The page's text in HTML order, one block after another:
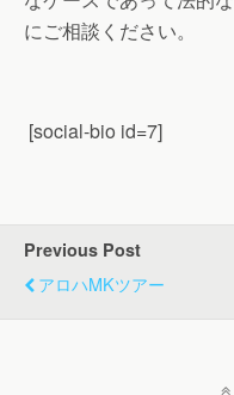
にご相談ください。
[social-bio id=7]
Previous Post
アロハMKツアー